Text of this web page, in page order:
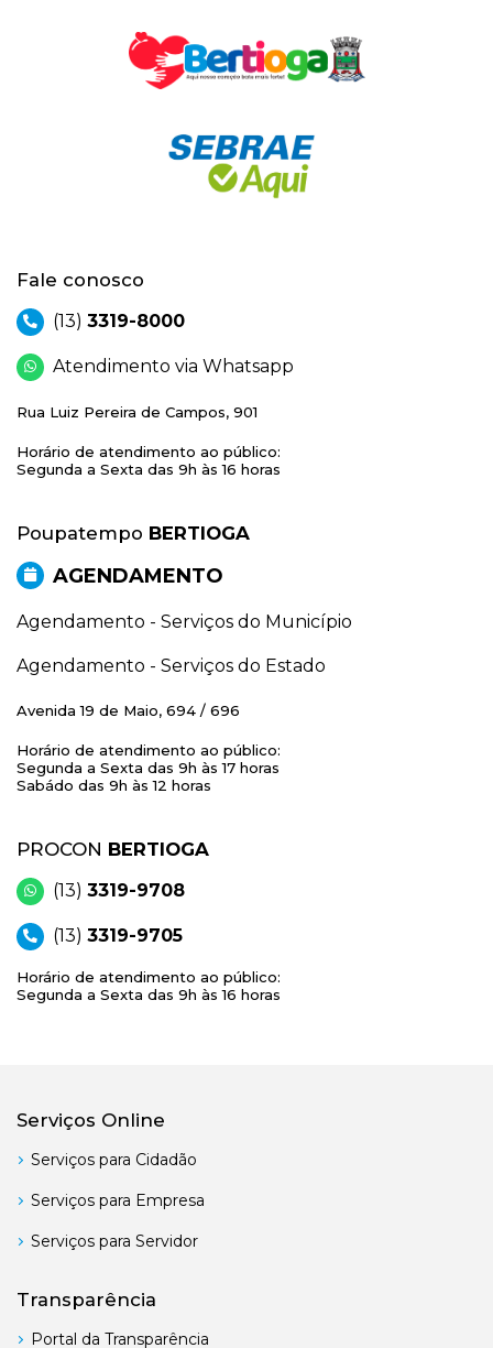
Fale conosco
(13) 3319-8000
Atendimento via Whatsapp
Rua Luiz Pereira de Campos, 901
Horário de atendimento ao público:
Segunda a Sexta das 9h às 16 horas
Poupatempo BERTIOGA
AGENDAMENTO
Agendamento - Serviços do Município
Agendamento - Serviços do Estado
Avenida 19 de Maio, 694 / 696
Horário de atendimento ao público:
Segunda a Sexta das 9h às 17 horas
Sabádo das 9h às 12 horas
PROCON BERTIOGA
(13) 3319-9708
(13) 3319-9705
Horário de atendimento ao público:
Segunda a Sexta das 9h às 16 horas
Serviços Online
Serviços para Cidadão
Serviços para Empresa
Serviços para Servidor
Transparência
Portal da Transparência